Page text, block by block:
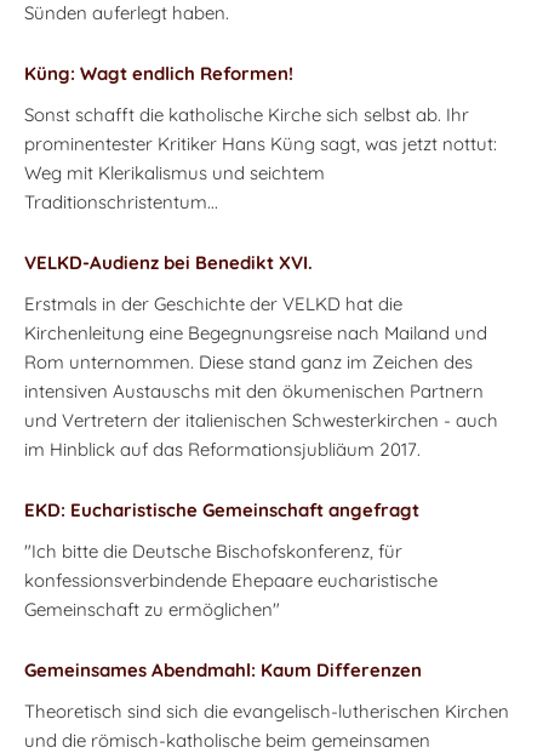
Sünden auferlegt haben.
Küng: Wagt endlich Reformen!
Sonst schafft die katholische Kirche sich selbst ab. Ihr
prominentester Kritiker Hans Küng sagt, was jetzt nottut:
Weg mit Klerikalismus und seichtem
Traditionschristentum...
VELKD-Audienz bei Benedikt XVI.
Erstmals in der Geschichte der VELKD hat die
Kirchenleitung eine Begegnungsreise nach Mailand und
Rom unternommen. Diese stand ganz im Zeichen des
intensiven Austauschs mit den ökumenischen Partnern
und Vertretern der italienischen Schwesterkirchen - auch
im Hinblick auf das Reformationsjubliäum 2017.
EKD: Eucharistische Gemeinschaft angefragt
"Ich bitte die Deutsche Bischofskonferenz, für
konfessionsverbindende Ehepaare eucharistische
Gemeinschaft zu ermöglichen"
Gemeinsames Abendmahl: Kaum Differenzen
Theoretisch sind sich die evangelisch-lutherischen Kirchen
und die römisch-katholische beim gemeinsamen